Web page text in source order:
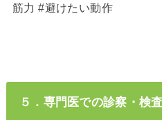
筋力 #避けたい動作
５．専門医での診察・検